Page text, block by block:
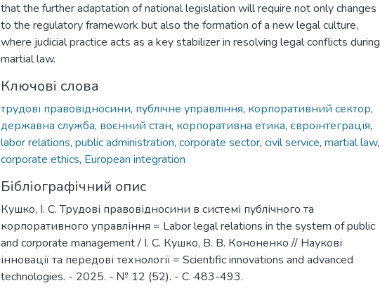
that the further adaptation of national legislation will require not only changes
to the regulatory framework but also the formation of a new legal culture,
where judicial practice acts as a key stabilizer in resolving legal conflicts during
martial law.
Ключові слова
трудові правовідносини, публічне управління, корпоративний сектор,
державна служба, воєнний стан, корпоративна етика, євроінтеграція,
labor relations, public administration, corporate sector, civil service, martial law,
corporate ethics, European integration
Бібліографічний опис
Кушко, І. С. Трудові правовідносини в системі публічного та
корпоративного управління = Labor legal relations in the system of public
and corporate management / І. С. Кушко, В. В. Кононенко // Наукові
інновації та передові технології = Scientific innovations and advanced
technologies. - 2025. - № 12 (52). - С. 483-493.